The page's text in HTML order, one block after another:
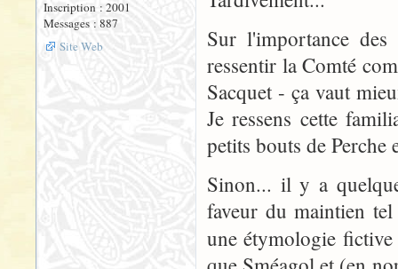
Inscription : 2001
Messages : 887
Site Web
Sur l'importance
ressentir la Comté
Sacquet - ça vaut
Je ressens cette
petits bouts de Perche
Sinon... il y a
faveur du maintien
une étymologie